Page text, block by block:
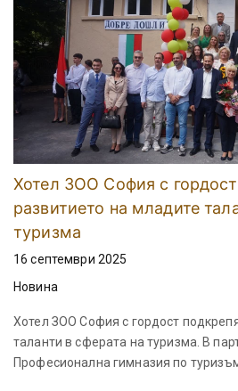
Хотел ЗОО София с
развитието на младите
туризма
16 септември 2025
Новина
Хотел ЗОО София с гордост
таланти в сферата на туризма. В
Професионална гимназия по туризъм